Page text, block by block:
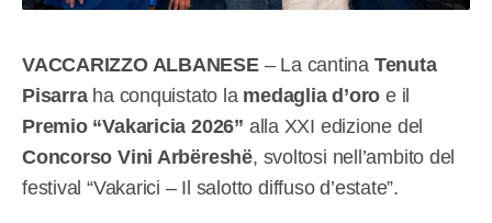
VACCARIZZO ALBANESE– La cantina Tenuta
Pisarraha conquistato la medaglia d’oro e il
Premio “Vakaricia 2026” alla XXI edizione del
Concorso Vini Arbëreshë, svoltosi nell’ambito del
festival “Vakarici – Il salotto diffuso d’estate”.